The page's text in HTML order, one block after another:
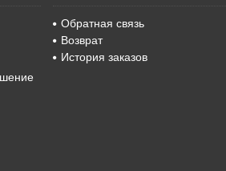
Обратная связь
Возврат
История заказов